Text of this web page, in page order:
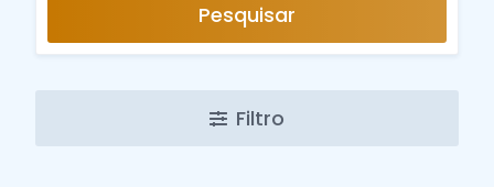
Pesquisar
Filtro